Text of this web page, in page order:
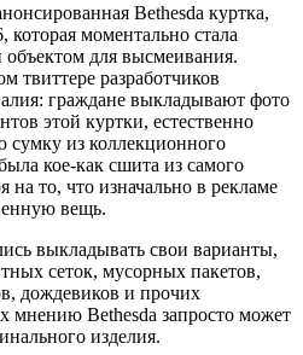
Bethesda куртка,
моментально стала
для высмеивания.
твиттере разработчиков
граждане выкладывают фото
этой куртки, естественно
сумку из коллекционного
кое-как сшита из самого
на то, что изначально в рекламе
вещь.
выкладывать свои варианты,
сеток, мусорных пакетов,
дождевиков и прочих
мнению Bethesda запросто может
изделия.